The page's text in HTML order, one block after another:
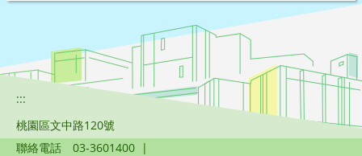
:::
桃園區文中路120號
聯絡電話
03-3601400 |